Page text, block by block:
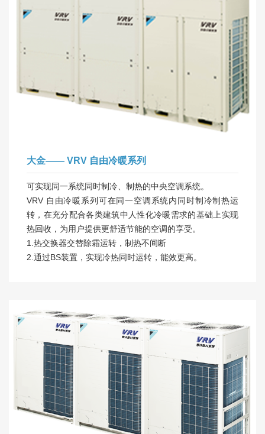
大金—— VRV 自由冷暖系列
可实现同一系统同时制冷、制热的中央空调系统。
VRV 自由冷暖系列可在同一空调系统内同时制冷制热运
转，在充分配合各类建筑中人性化冷暖需求的基础上实现
热回收，为用户提供更舒适节能的空调的享受。
1.热交换器交替除霜运转，制热不间断
2.通过BS装置，实现冷热同时运转，能效更高。